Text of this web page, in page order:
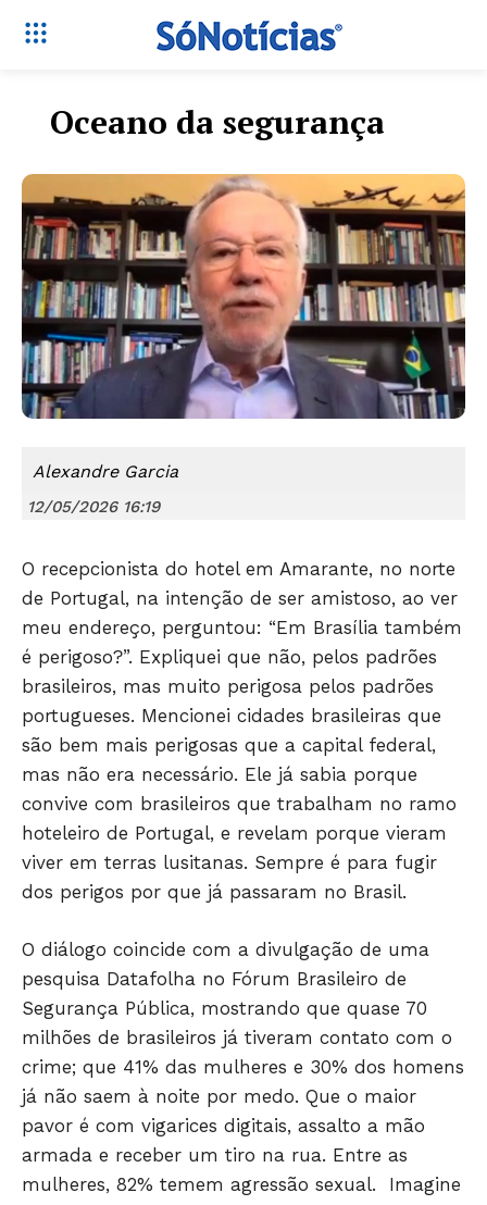
Oceano da segurança
Alexandre Garcia
12/05/2026 16:19
O recepcionista do hotel em Amarante, no norte
de Portugal, na intenção de ser amistoso, ao ver
meu endereço, perguntou: “Em Brasília também
é perigoso?”. Expliquei que não, pelos padrões
brasileiros, mas muito perigosa pelos padrões
portugueses. Mencionei cidades brasileiras que
são bem mais perigosas que a capital federal,
mas não era necessário. Ele já sabia porque
convive com brasileiros que trabalham no ramo
hoteleiro de Portugal, e revelam porque vieram
viver em terras lusitanas. Sempre é para fugir
dos perigos por que já passaram no Brasil.
O diálogo coincide com a divulgação de uma
pesquisa Datafolha no Fórum Brasileiro de
Segurança Pública, mostrando que quase 70
milhões de brasileiros já tiveram contato com o
crime; que 41% das mulheres e 30% dos homens
já não saem à noite por medo. Que o maior
pavor é com vigarices digitais, assalto a mão
armada e receber um tiro na rua. Entre as
mulheres, 82% temem agressão sexual. Imagine